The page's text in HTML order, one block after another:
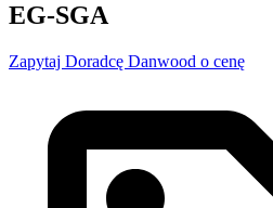
EG-SGA
Zapytaj Doradcę Danwood o cenę